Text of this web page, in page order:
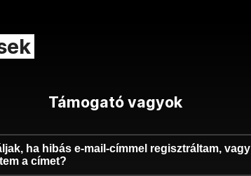
Támogató vagyok
ha hibás e-mail-címmel regisztráltam, vagy
a címet?